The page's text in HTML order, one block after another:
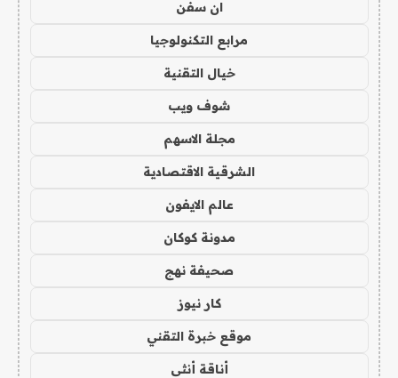
ان سفن
مرابع التكنولوجيا
خيال التقنية
شوف ويب
مجلة الاسهم
الشرقية الاقتصادية
عالم الايفون
مدونة كوكان
صحيفة نهج
كار نيوز
موقع خبرة التقني
أناقة أنثى